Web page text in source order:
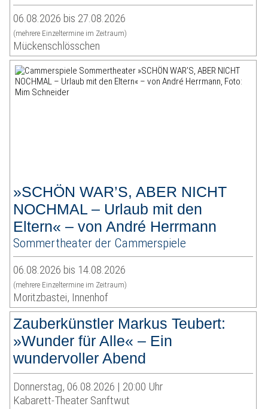
06.08.2026 bis 27.08.2026
(mehrere Einzeltermine im Zeitraum)
Mückenschlösschen
»SCHÖN WAR’S, ABER NICHT
NOCHMAL – Urlaub mit den
Eltern« – von André Herrmann
Sommertheater der Cammerspiele
06.08.2026 bis 14.08.2026
(mehrere Einzeltermine im Zeitraum)
Moritzbastei, Innenhof
Zauberkünstler Markus Teubert:
»Wunder für Alle« – Ein
wundervoller Abend
Donnerstag, 06.08.2026 | 20:00 Uhr
Kabarett-Theater Sanftwut